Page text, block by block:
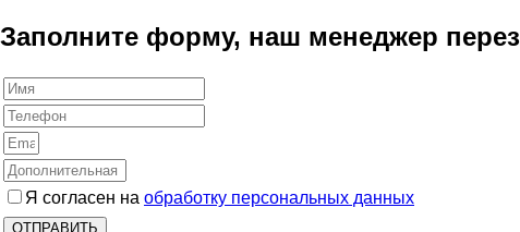
Заполните форму, наш менеджер
Я согласен на обработку персональных данных